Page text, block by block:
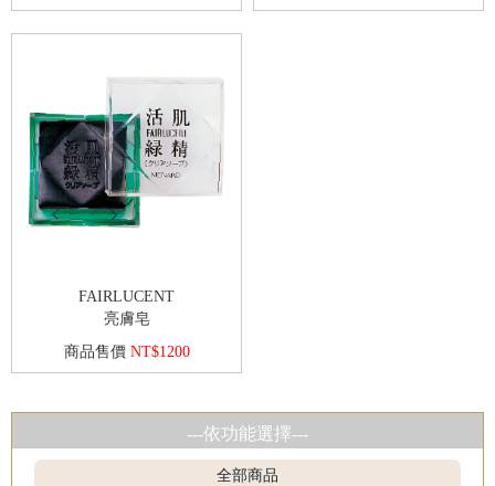
---依功能選擇---
全部商品
FAIRLUCENT
亮膚皂
商品售價NT$1200